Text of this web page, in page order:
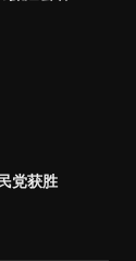
党获胜